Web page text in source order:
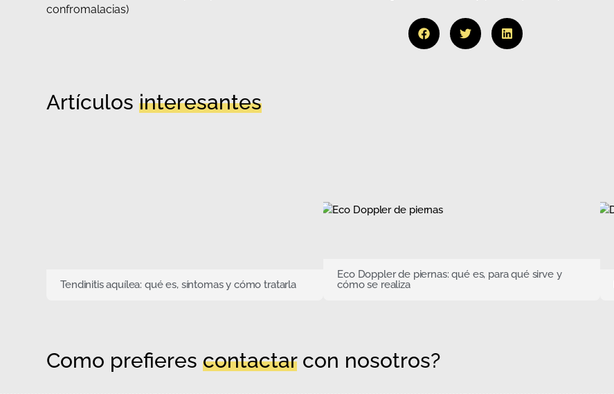
confromalacias)
Artículosinteresantes
Tendinitis aquílea: qué es, síntomas y cómo tratarla
Eco Doppler de piernas: qué es, para qué sirve y
cómo se realiza
Como prefierescontactarcon nosotros?